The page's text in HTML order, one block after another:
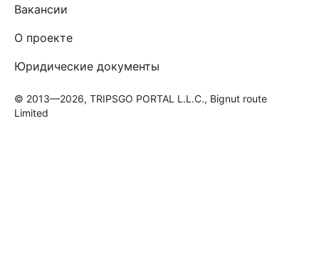
Вакансии
О проекте
Юридические документы
© 2013—2026, TRIPSGO PORTAL L.L.C., Bignut route
Limited